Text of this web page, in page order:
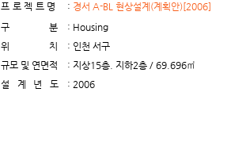
프로젝트명 : 경서 A-BL 현상설계(계획안)[2006]
구분
: Housing
위치
: 인천 서구
규모 및 연면적
: 지상15층. 지하2층 / 69.696㎡
설계년도
: 2006